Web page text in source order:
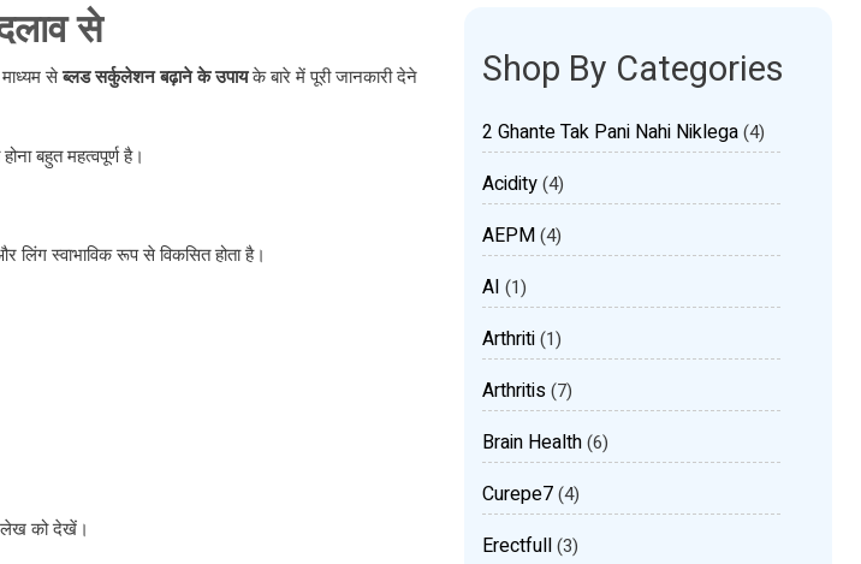
से
सेब्लडसर्कुलेशनबढ़ानेकेउपायके बारे में पूरी जानकारी देने
बहुत महत्वपूर्ण है।
लिंग स्वाभाविक रूप से विकसित होता है।
लेख को देखें।
Shop By Categories
2 Ghante Tak Pani Nahi Niklega(4)
Acidity(4)
AEPM(4)
AI (1)
Arthriti(1)
Arthritis(7)
Brain Health(6)
Curepe7(4)
Erectfull(3)